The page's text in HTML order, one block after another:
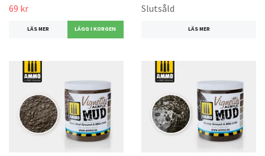
69 kr
LÄS MER
Slutsåld
LÄS MER